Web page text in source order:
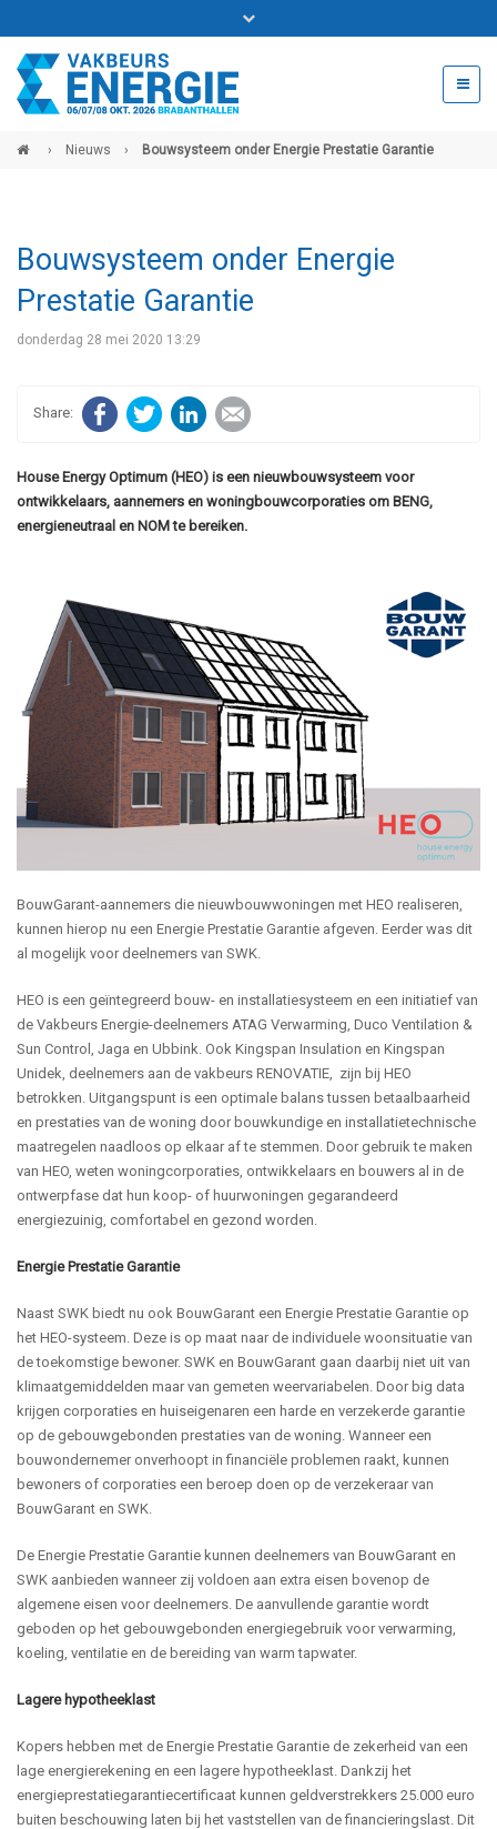
Bel ons voor info 0294 - 74 50 70
beurs@54events.nl
› Nieuws › Bouwsysteem onder Energie Prestatie Garantie
Bouwsysteem onder Energie
Prestatie Garantie
donderdag 28 mei 2020 13:29
FacebookTwitter LinkedIn
House Energy Optimum (HEO) is een nieuwbouwsysteem voor
ontwikkelaars, aannemers en woningbouwcorporaties om BENG,
energieneutraal en NOM te bereiken.
BouwGarant-aannemers die nieuwbouwwoningen met HEO realiseren,
kunnen hierop nu een Energie Prestatie Garantie afgeven. Eerder was dit
al mogelijk voor deelnemers van SWK.
HEO is een geïntegreerd bouw- en installatiesysteem en een initiatief van
de Vakbeurs Energie-deelnemers ATAG Verwarming, Duco Ventilation &
Sun Control, Jaga en Ubbink. Ook Kingspan Insulation en Kingspan
Unidek, deelnemers aan de vakbeurs RENOVATIE, zijn bij HEO
betrokken. Uitgangspunt is een optimale balans tussen betaalbaarheid
en prestaties van de woning door bouwkundige en installatietechnische
maatregelen naadloos op elkaar af te stemmen. Door gebruik te maken
van HEO, weten woningcorporaties, ontwikkelaars en bouwers al in de
ontwerpfase dat hun koop- of huurwoningen gegarandeerd
energiezuinig, comfortabel en gezond worden.
Energie Prestatie Garantie
Naast SWK biedt nu ook BouwGarant een Energie Prestatie Garantie op
het HEO-systeem. Deze is op maat naar de individuele woonsituatie van
de toekomstige bewoner. SWK en BouwGarant gaan daarbij niet uit van
klimaatgemiddelden maar van gemeten weervariabelen. Door big data
krijgen corporaties en huiseigenaren een harde en verzekerde garantie
op de gebouwgebonden prestaties van de woning. Wanneer een
bouwondernemer onverhoopt in financiële problemen raakt, kunnen
bewoners of corporaties een beroep doen op de verzekeraar van
BouwGarant en SWK.
De Energie Prestatie Garantie kunnen deelnemers van BouwGarant en
SWK aanbieden wanneer zij voldoen aan extra eisen bovenop de
algemene eisen voor deelnemers. De aanvullende garantie wordt
geboden op het gebouwgebonden energiegebruik voor verwarming,
koeling, ventilatie en de bereiding van warm tapwater.
Lagere hypotheeklast
Kopers hebben met de Energie Prestatie Garantie de zekerheid van een
lage energierekening en een lagere hypotheeklast. Dankzij het
energieprestatiegarantiecertificaat kunnen geldverstrekkers 25.000 euro
buiten beschouwing laten bij het vaststellen van de financieringslast. Dit